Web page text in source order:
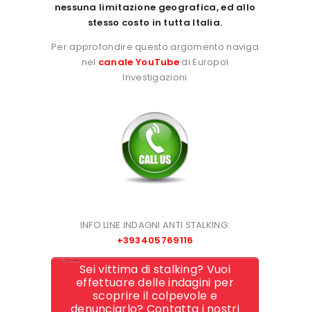
nessuna limitazione geografica, ed allo
stesso costo in tutta Italia.
Per approfondire questo argomento naviga
nel canale YouTube di Europol
Investigazioni
INFO LINE INDAGNI ANTI STALKING:
+393405769116
Sei vittima di stalking? Vuoi
effettuare delle indagini per
scoprire il colpevole e
denunciarlo? Contatta i nostri